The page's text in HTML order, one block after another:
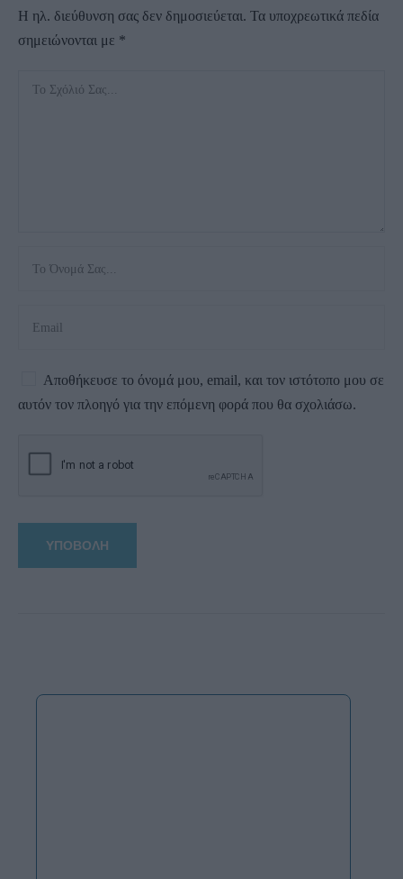
Η ηλ. διεύθυνση σας δεν δημοσιεύεται. Τα υποχρεωτικά πεδία
σημειώνονται με *
Αποθήκευσε το όνομά μου, email, και τον ιστότοπο μου σε
αυτόν τον πλοηγό για την επόμενη φορά που θα σχολιάσω.